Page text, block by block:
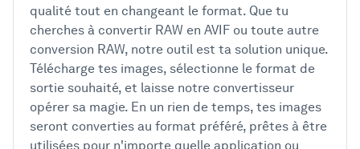
qualité tout en changeant le format. Que tu
cherches à convertir RAW en AVIF ou toute autre
conversion RAW, notre outil est ta solution unique.
Télécharge tes images, sélectionne le format de
sortie souhaité, et laisse notre convertisseur
opérer sa magie. En un rien de temps, tes images
seront converties au format préféré, prêtes à être
utilisées pour n'importe quelle application ou